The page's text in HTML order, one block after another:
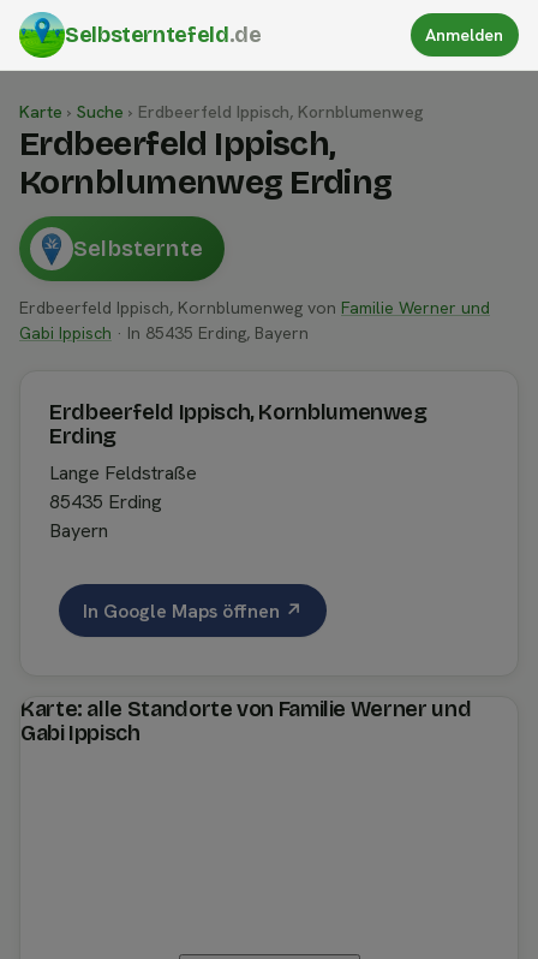
Selbsterntefeld.de Anmelden
Karte › Suche › Erdbeerfeld Ippisch, Kornblumenweg
Erdbeerfeld Ippisch,
Kornblumenweg Erding
Selbsternte
Erdbeerfeld Ippisch, Kornblumenweg von Familie Werner und
Gabi Ippisch · In 85435 Erding, Bayern
Erdbeerfeld Ippisch, Kornblumenweg
Erding
Lange Feldstraße
85435 Erding
Bayern
In Google Maps öffnen ↗
Karte: alle Standorte von Familie Werner und
Gabi Ippisch